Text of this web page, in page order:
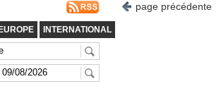
page précédente
EUROPE INTERNATIONAL